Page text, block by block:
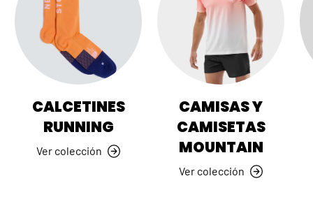
CALCETINES
RUNNING
Ver colección
CAMISAS Y
CAMISETAS
MOUNTAIN
Ver colección